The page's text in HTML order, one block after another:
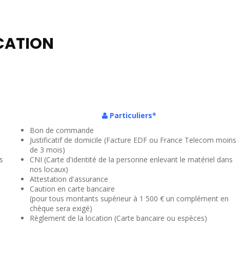
Particuliers*
Bon de commande
Justificatif de domicile (Facture EDF ou France Telecom moins
de 3 mois)
CNI (Carte d'identité de la personne enlevant le matériel dans
nos locaux)
Attestation d'assurance
Caution en carte bancaire
(pour tous montants supérieur à 1 500 € un complément en
chèque sera exigé)
Règlement de la location (Carte bancaire ou espèces)